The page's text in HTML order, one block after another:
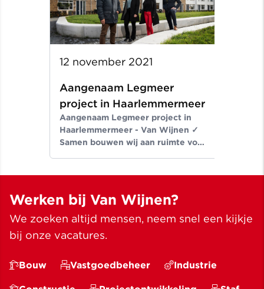
12 november 2021
Aangenaam Legmeer
project in Haarlemmermeer
Aangenaam Legmeer project in
Haarlemmermeer - Van Wijnen ✓
Samen bouwen wij aan ruimte voor
Werken bij Van Wijnen?
We zoeken altijd mensen, neem snel een kijkje
bij onze vacatures.
Bouw Vastgoedbeheer Industrie